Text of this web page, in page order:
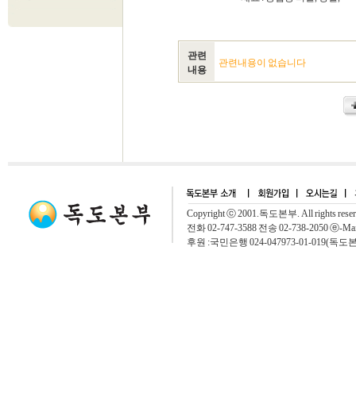
관련
내용
관련내용이 없습니다
Copyright ⓒ 2001.독도본부. All rights
전화 02-747-3588 전송 02-738-2050 ⓔ-
후원 :국민은행 024-047973-01-019(독도